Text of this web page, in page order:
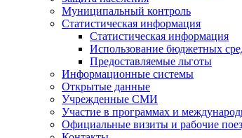
Муниципальный контроль
Статистическая информация
Статистическая информация
Использование бюджетных
Предоставляемые льготы
Информационные системы
Открытые данные
Учрежденные СМИ
Участие в программах и
Официальные визиты и рабочие